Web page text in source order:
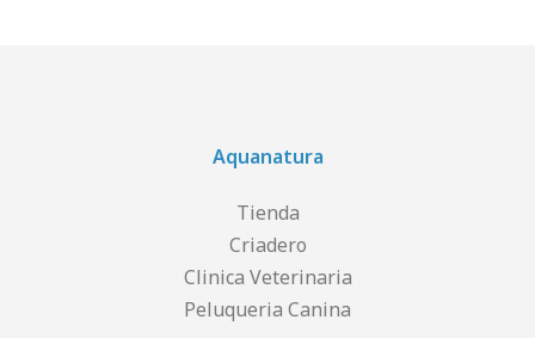
Aquanatura
Tienda
Criadero
Clinica Veterinaria
Peluqueria Canina